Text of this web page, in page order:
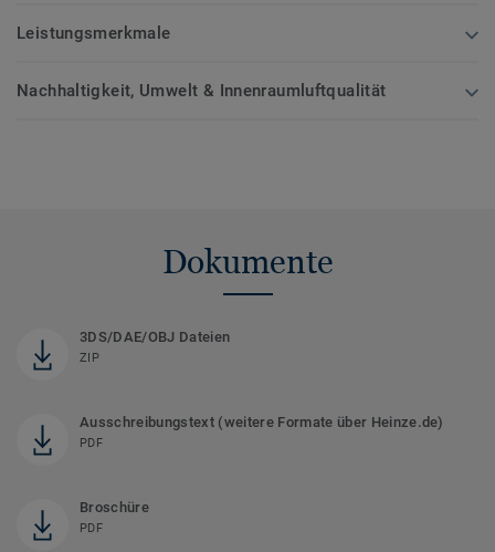
Leistungsmerkmale
Nachhaltigkeit, Umwelt & Innenraumluftqualität
Dokumente
3DS/DAE/OBJ Dateien
ZIP
Ausschreibungstext (weitere Formate über Heinze.de)
PDF
Broschüre
PDF